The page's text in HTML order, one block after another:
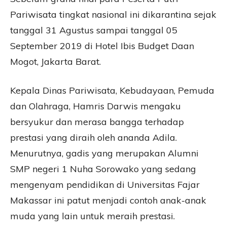
Pariwisata tingkat nasional ini dikarantina sejak
tanggal 31 Agustus sampai tanggal 05
September 2019 di Hotel Ibis Budget Daan
Mogot, Jakarta Barat.
Kepala Dinas Pariwisata, Kebudayaan, Pemuda
dan Olahraga, Hamris Darwis mengaku
bersyukur dan merasa bangga terhadap
prestasi yang diraih oleh ananda Adila.
Menurutnya, gadis yang merupakan Alumni
SMP negeri 1 Nuha Sorowako yang sedang
mengenyam pendidikan di Universitas Fajar
Makassar ini patut menjadi contoh anak-anak
muda yang lain untuk meraih prestasi.